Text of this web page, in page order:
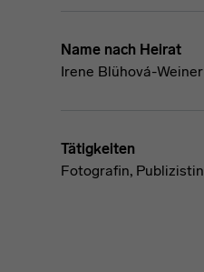
Name nach Heirat
Irene Blühová-Weiner
Tätigkeiten
Fotografin, Publizistin